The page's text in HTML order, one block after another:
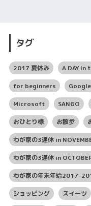
タグ
2017 夏休み A DAY in
for beginners Google
Microsoft SANGO
おひとり様 お散歩
わが家の3連休 in
わが家の3連休 in
わが家の年末年始2017-
ショッピング スイーツ